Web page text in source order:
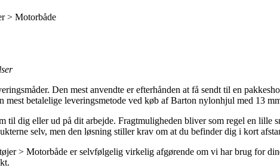
> Motorbåde
Den mest anvendte er efterhånden at få sendt til en
betalelige leveringsmetode ved køb af Barton nylonhjul med 13
til dig eller ud på dit arbejde. Fragtmuligheden bliver som regel en
selv, men den løsning stiller krav om at du befinder dig i kort
> Motorbåde er selvfølgelig virkelig afgørende om vi har brug for